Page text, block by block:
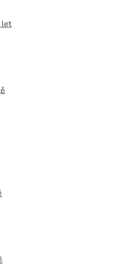
let